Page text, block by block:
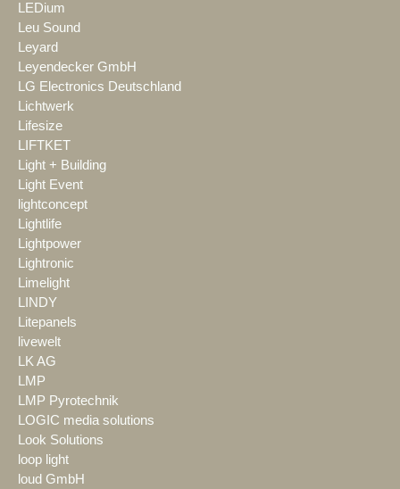
LEDium
Leu Sound
Leyard
Leyendecker GmbH
LG Electronics Deutschland
Lichtwerk
Lifesize
LIFTKET
Light + Building
Light Event
lightconcept
Lightlife
Lightpower
Lightronic
Limelight
LINDY
Litepanels
livewelt
LK AG
LMP
LMP Pyrotechnik
LOGIC media solutions
Look Solutions
loop light
loud GmbH